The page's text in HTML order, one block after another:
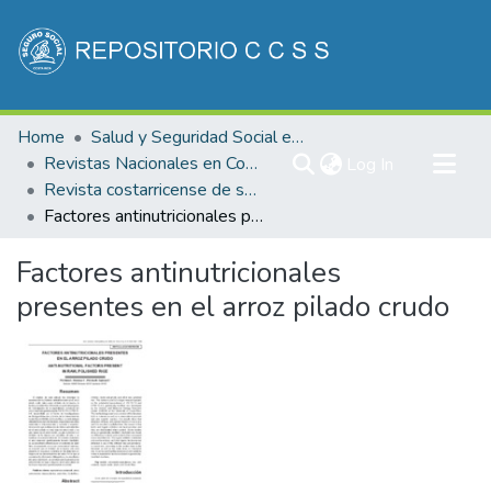
Communities & Collections
All of DSpace
Statistics
Home
Salud y Seguridad Social en Costa Rica
Revistas Nacionales en Costa Rica
Revista costarricense de salud Pública
Factores antinutricionales presentes en el arroz pilado crudo
Factores antinutricionales
presentes en el arroz pilado crudo